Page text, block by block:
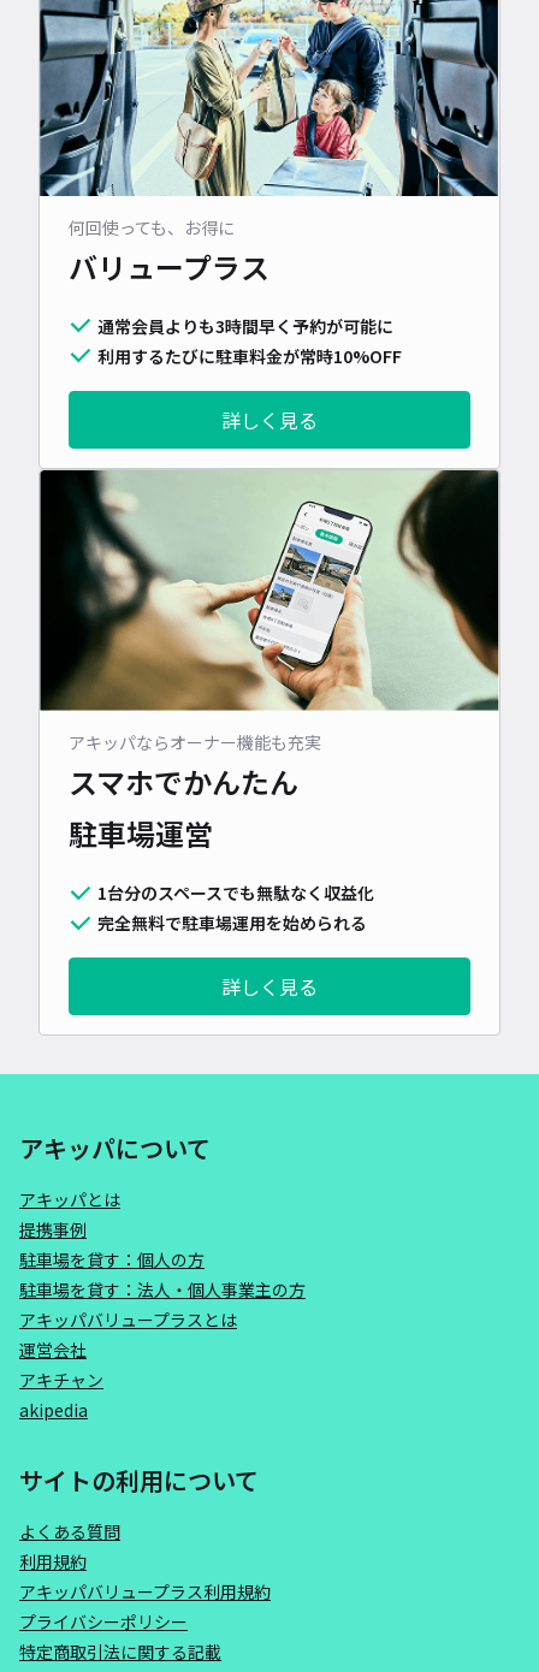
何回使っても、お得に
バリュープラス
通常会員よりも3時間早く予約が可能に
利用するたびに駐車料金が常時10%OFF
詳しく見る
アキッパならオーナー機能も充実
スマホでかんたん
駐車場運営
1台分のスペースでも無駄なく収益化
完全無料で駐車場運用を始められる
詳しく見る
アキッパについて
アキッパとは
提携事例
駐車場を貸す：個人の方
駐車場を貸す：法人・個人事業主の方
アキッパバリュープラスとは
運営会社
アキチャン
akipedia
サイトの利用について
よくある質問
利用規約
アキッパバリュープラス利用規約
プライバシーポリシー
特定商取引法に関する記載